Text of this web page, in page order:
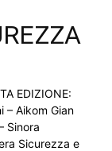
EDIZIONE:
– Aikom Gian
Sinora
Sicurezza e